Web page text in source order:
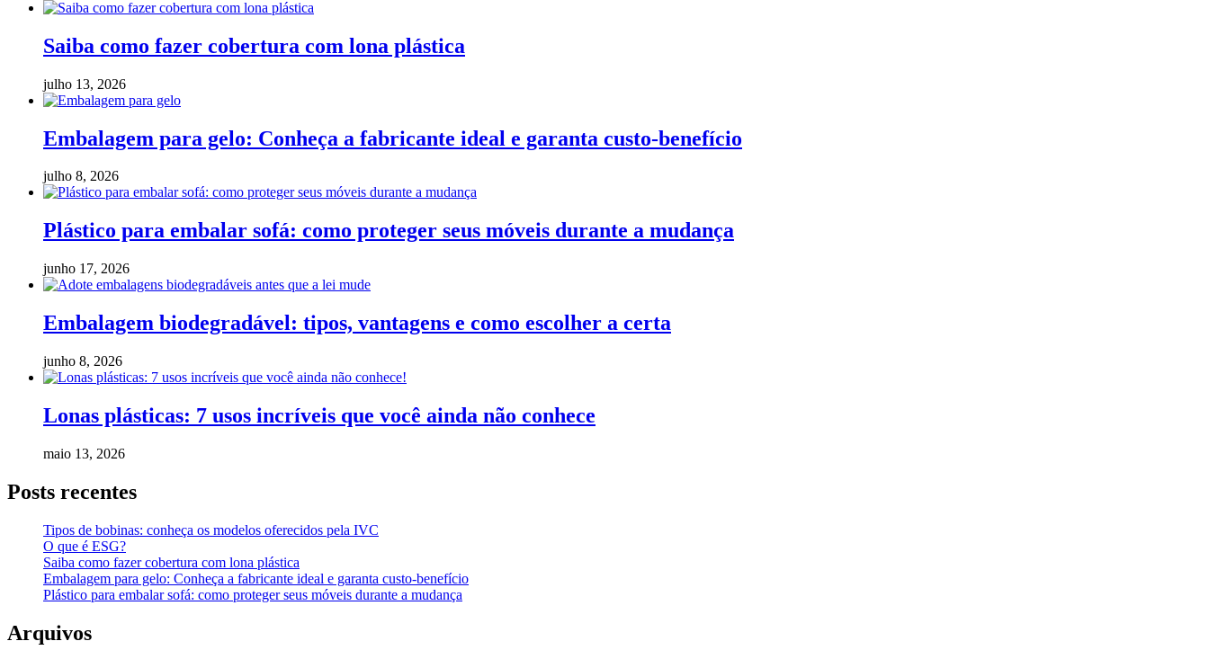
Saiba como fazer cobertura com lona plástica
julho 13, 2026
Embalagem para gelo: Conheça a fabricante ideal e garanta custo-benefício
julho 8, 2026
Plástico para embalar sofá: como proteger seus móveis durante a mudança
junho 17, 2026
Embalagem biodegradável: tipos, vantagens e como escolher a certa
junho 8, 2026
Lonas plásticas: 7 usos incríveis que você ainda não conhece
maio 13, 2026
Posts recentes
Tipos de bobinas: conheça os modelos oferecidos pela IVC
O que é ESG?
Saiba como fazer cobertura com lona plástica
Embalagem para gelo: Conheça a fabricante ideal e garanta custo-benefício
Plástico para embalar sofá: como proteger seus móveis durante a mudança
Arquivos